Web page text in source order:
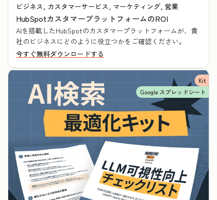
ビジネス, カスタマーサービス, マーケティング, 営業
HubSpotカスタマープラットフォームのROI
AIを搭載したHubSpotのカスタマープラットフォームが、貴
社のビジネスにどのように役立つかをご確認ください。
今すぐ無料ダウンロードする
Kit
Google スプレッドシート